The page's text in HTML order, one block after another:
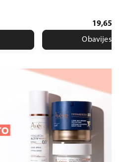
19,65
Obavijesti